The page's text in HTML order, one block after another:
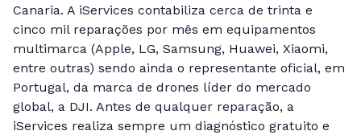
Canaria. A iServices contabiliza cerca de trinta e
cinco mil reparações por mês em equipamentos
multimarca (Apple, LG, Samsung, Huawei, Xiaomi,
entre outras) sendo ainda o representante oficial, em
Portugal, da marca de drones líder do mercado
global, a DJI. Antes de qualquer reparação, a
iServices realiza sempre um diagnóstico gratuito e